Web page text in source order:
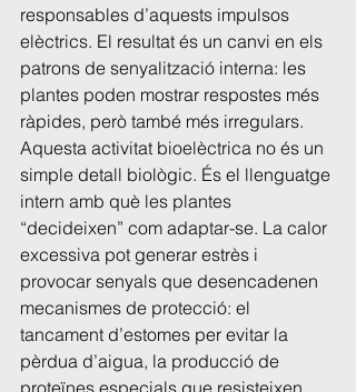
responsables d’aquests impulsos
elèctrics. El resultat és un canvi en els
patrons de senyalització interna: les
plantes poden mostrar respostes més
ràpides, però també més irregulars.
Aquesta activitat bioelèctrica no és un
simple detall biològic. És el llenguatge
intern amb què les plantes
“decideixen” com adaptar-se. La calor
excessiva pot generar estrès i
provocar senyals que desencadenen
mecanismes de protecció: el
tancament d’estomes per evitar la
pèrdua d’aigua, la producció de
proteïnes especials que resisteixen